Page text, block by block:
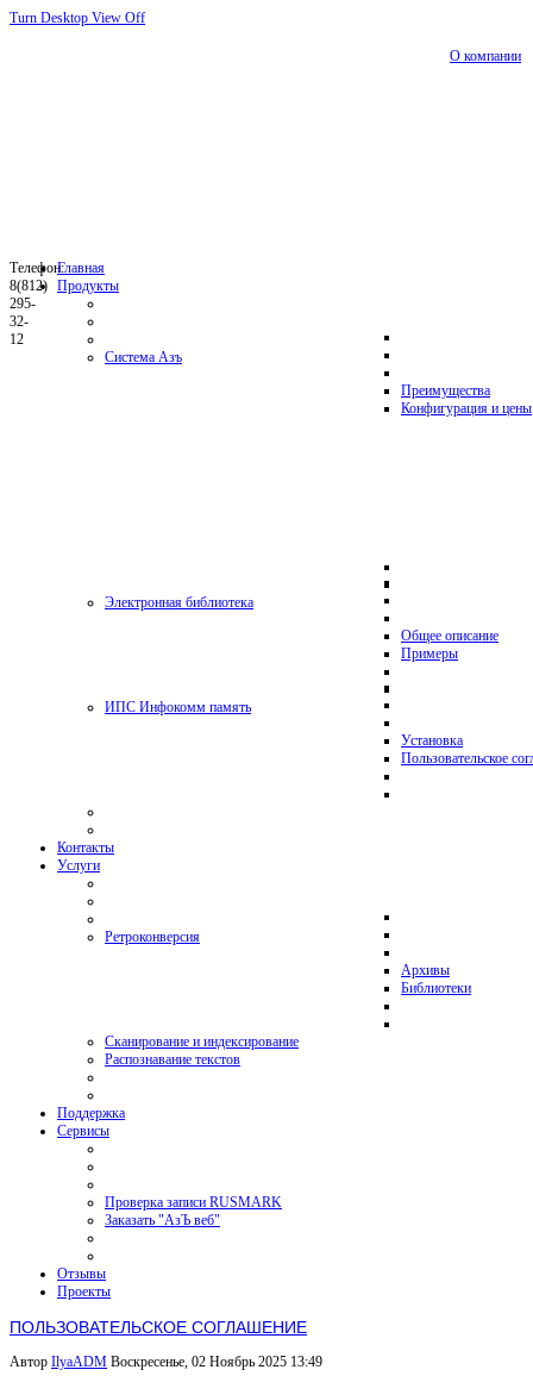
Turn Desktop View Off
Телефон:
8(812)
295-
32-
12
О компании
Главная
Продукты
Система Азъ
Преимущества
Конфигурация и цены
Электронная библиотека
Общее описание
Примеры
ИПС Инфокомм память
Установка
Пользовательское
Контакты
Услуги
Ретроконверсия
Архивы
Библиотеки
Сканирование и индексирование
Распознавание текстов
Поддержка
Сервисы
Проверка записи RUSMARK
Заказать "АзЪ веб"
Отзывы
Проекты
ПОЛЬЗОВАТЕЛЬСКОЕ СОГЛАШЕНИЕ
Автор IlyaADM Воскресенье, 02 Ноябрь 2025 13:49